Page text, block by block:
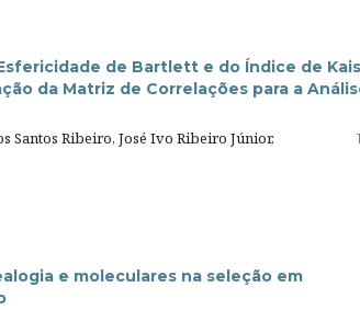
de Bartlett e do Índice de
da Matriz de Correlações para a
Santos Ribeiro, José Ivo Ribeiro Júnior,
e moleculares na seleção em